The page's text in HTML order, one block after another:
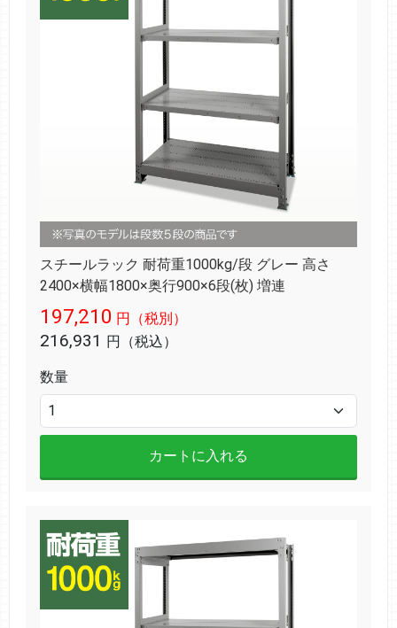
スチールラック 耐荷重1000kg/段 グレー 高さ
2400×横幅1800×奥行900×6段(枚) 増連
197,210 円（税別）
216,931 円（税込）
数量
カートに入れる